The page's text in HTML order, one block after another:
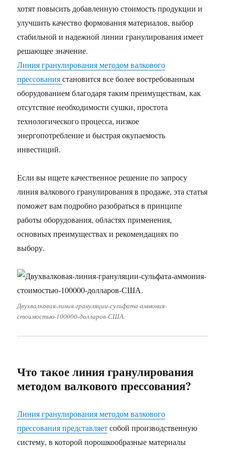
хотят повысить добавленную стоимость продукции и
улучшить качество формования материалов, выбор
стабильной и надежной линии гранулирования имеет
решающее значение.
Линия гранулирования методом валкового
прессованиястановится все более востребованным
оборудованием благодаря таким преимуществам, как
отсутствие необходимости сушки, простота
технологического процесса, низкое
энергопотребление и быстрая окупаемость
инвестиций.
Если вы ищете качественное решение по запросу
линия валкового гранулирования в продаже, эта статья
поможет вам подробно разобраться в принципе
работы оборудования, областях применения,
основных преимуществах и рекомендациях по
выбору.
Двухвалковая-линия-грануляции-сульфата-аммония-
стоимостью-100000-долларов-США.
Что такое линия гранулирования
методом валкового прессования?
Линия гранулирования методом валкового
прессования представляетсобой производственную
систему, в которой порошкообразные материалы